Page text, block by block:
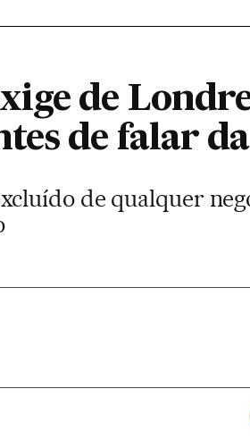
de
de falar
de qualquer
Sociales